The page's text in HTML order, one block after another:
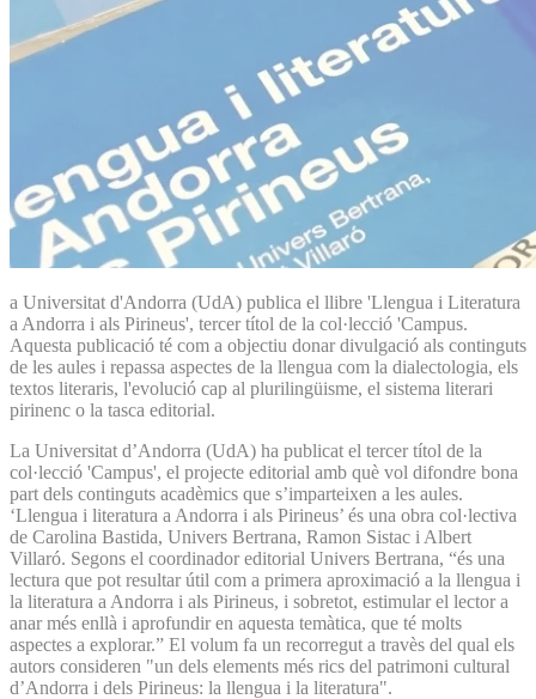
a Universitat d'Andorra (UdA) publica el llibre 'Llengua i Literatura
a Andorra i als Pirineus', tercer títol de la col·lecció 'Campus.
Aquesta publicació té com a objectiu donar divulgació als continguts
de les aules i repassa aspectes de la llengua com la dialectologia, els
textos literaris, l'evolució cap al plurilingüisme, el sistema literari
pirinenc o la tasca editorial.
La Universitat d’Andorra (UdA) ha publicat el tercer títol de la
col·lecció 'Campus', el projecte editorial amb què vol difondre bona
part dels continguts acadèmics que s’imparteixen a les aules.
‘Llengua i literatura a Andorra i als Pirineus’ és una obra col·lectiva
de Carolina Bastida, Univers Bertrana, Ramon Sistac i Albert
Villaró. Segons el coordinador editorial Univers Bertrana, “és una
lectura que pot resultar útil com a primera aproximació a la llengua i
la literatura a Andorra i als Pirineus, i sobretot, estimular el lector a
anar més enllà i aprofundir en aquesta temàtica, que té molts
aspectes a explorar.” El volum fa un recorregut a travès del qual els
autors consideren "un dels elements més rics del patrimoni cultural
d’Andorra i dels Pirineus: la llengua i la literatura".